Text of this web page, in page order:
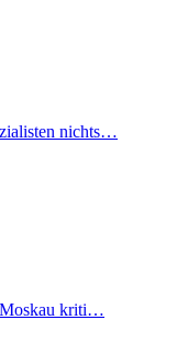
nichts…
Moskau kriti…